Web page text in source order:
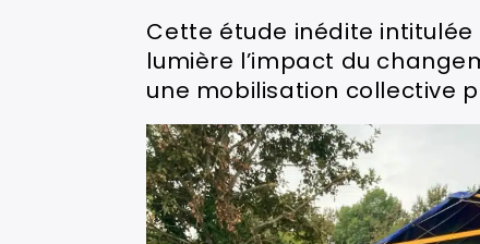
Cette étude inédite intitulée
lumière l’impact du
une mobilisation collective